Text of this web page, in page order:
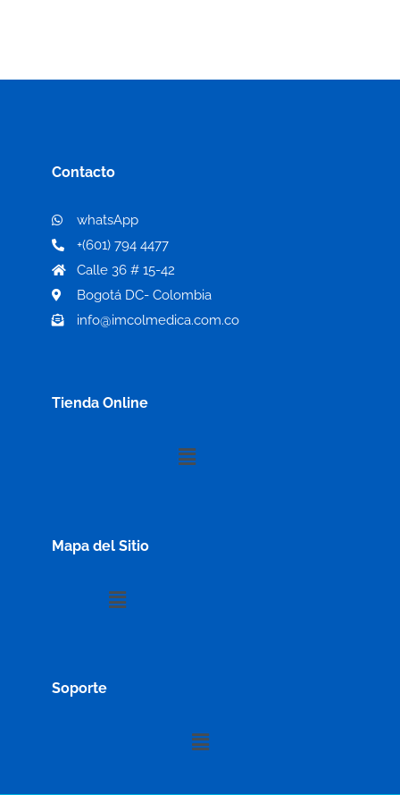
Contacto
whatsApp
+(601) 794 4477
Calle 36 # 15-42
Bogotá DC- Colombia
info@imcolmedica.com.co
Tienda Online
Menú
Mapa del Sitio
Menú
Soporte
Menú